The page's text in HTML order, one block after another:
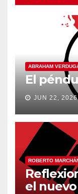
ABRAHAM
El
JUN 22, 2026
ROBERTO
el